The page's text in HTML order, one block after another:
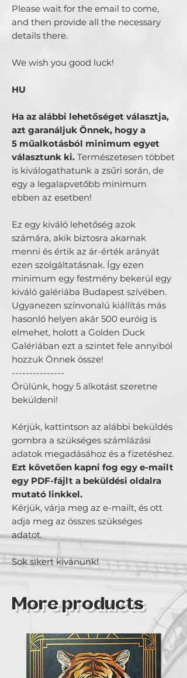
Please wait for the email to come,
and then provide all the necessary
details there.
We wish you good luck!
HU
Ha az alábbi lehetőséget választja,
azt garanáljuk Önnek, hogy a
5 műalkotásból minimum egyet
választunk ki. Természetesen többet
is kiválogathatunk a zsűri során, de
egy a legalapvetőbb minimum
ebben az esetben!
Ez egy kiváló lehetőség azok
számára, akik biztosra akarnak
menni és értik az ár-érték arányát
ezen szolgáltatásnak. Így ezen
minimum egy festmény bekerül egy
kiváló galériába Budapest szívében.
Ugyanezen színvonalú kiállítás más
hasonló helyen akár 500 euróig is
elmehet, holott a Golden Duck
Galériában ezt a szintet fele annyiból
hozzuk Önnek össze!
---------------
Örülünk, hogy 5 alkotást szeretne
beküldeni!
Kérjük, kattintson az alábbi beküldés
gombra a szükséges számlázási
adatok megadásához és a fizetéshez.
Ezt követően kapni fog egy e-mailt
egy PDF-fájlt a beküldési oldalra
mutató linkkel.
Kérjük, várja meg az e-mailt, és ott
adja meg az összes szükséges
adatot.
Sok sikert kívánunk!
More products